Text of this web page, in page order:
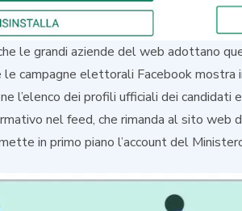
le grandi aziende del web adottano
le campagne elettorali Facebook
l’elenco dei profili ufficiali dei
nel feed, che rimanda al sito
in primo piano l’account del